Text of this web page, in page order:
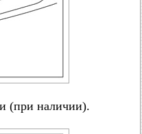
(при наличии).